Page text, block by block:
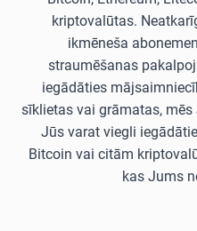
kriptovalūtas.
ikmēneša
straumēšanas
iegādāties
sīklietas vai grāmatas,
Jūs varat viegli
Bitcoin vai citām
kas Jums